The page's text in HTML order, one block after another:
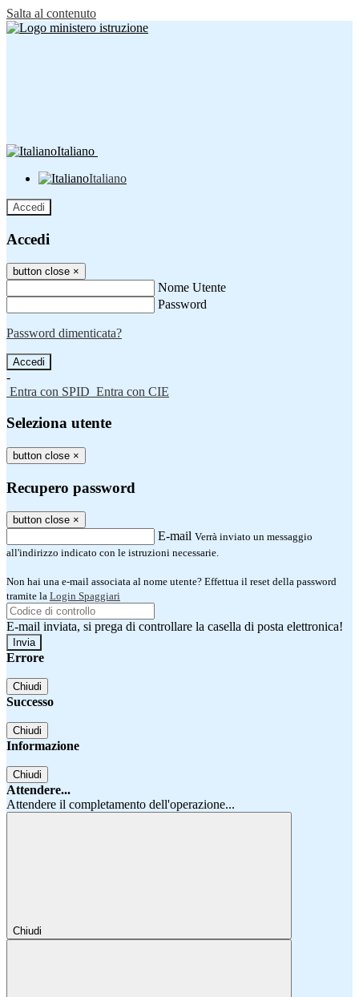
Salta al contenuto
Italiano
Italiano
Accedi
Accedi
button close ×
Nome Utente
Password
Password dimenticata?
-
Entra con SPID Entra con CIE
Seleziona utente
button close ×
Recupero password
button close ×
E-mail Verrà inviato un messaggio
all'indirizzo indicato con le istruzioni necessarie.
Non hai una e-mail associata al nome utente? Effettua il reset della password
tramite la Login Spaggiari
E-mail inviata, si prega di controllare la casella di posta elettronica!
Errore
Chiudi
Successo
Chiudi
Informazione
Chiudi
Attendere...
Attendere il completamento dell'operazione...
Chiudi